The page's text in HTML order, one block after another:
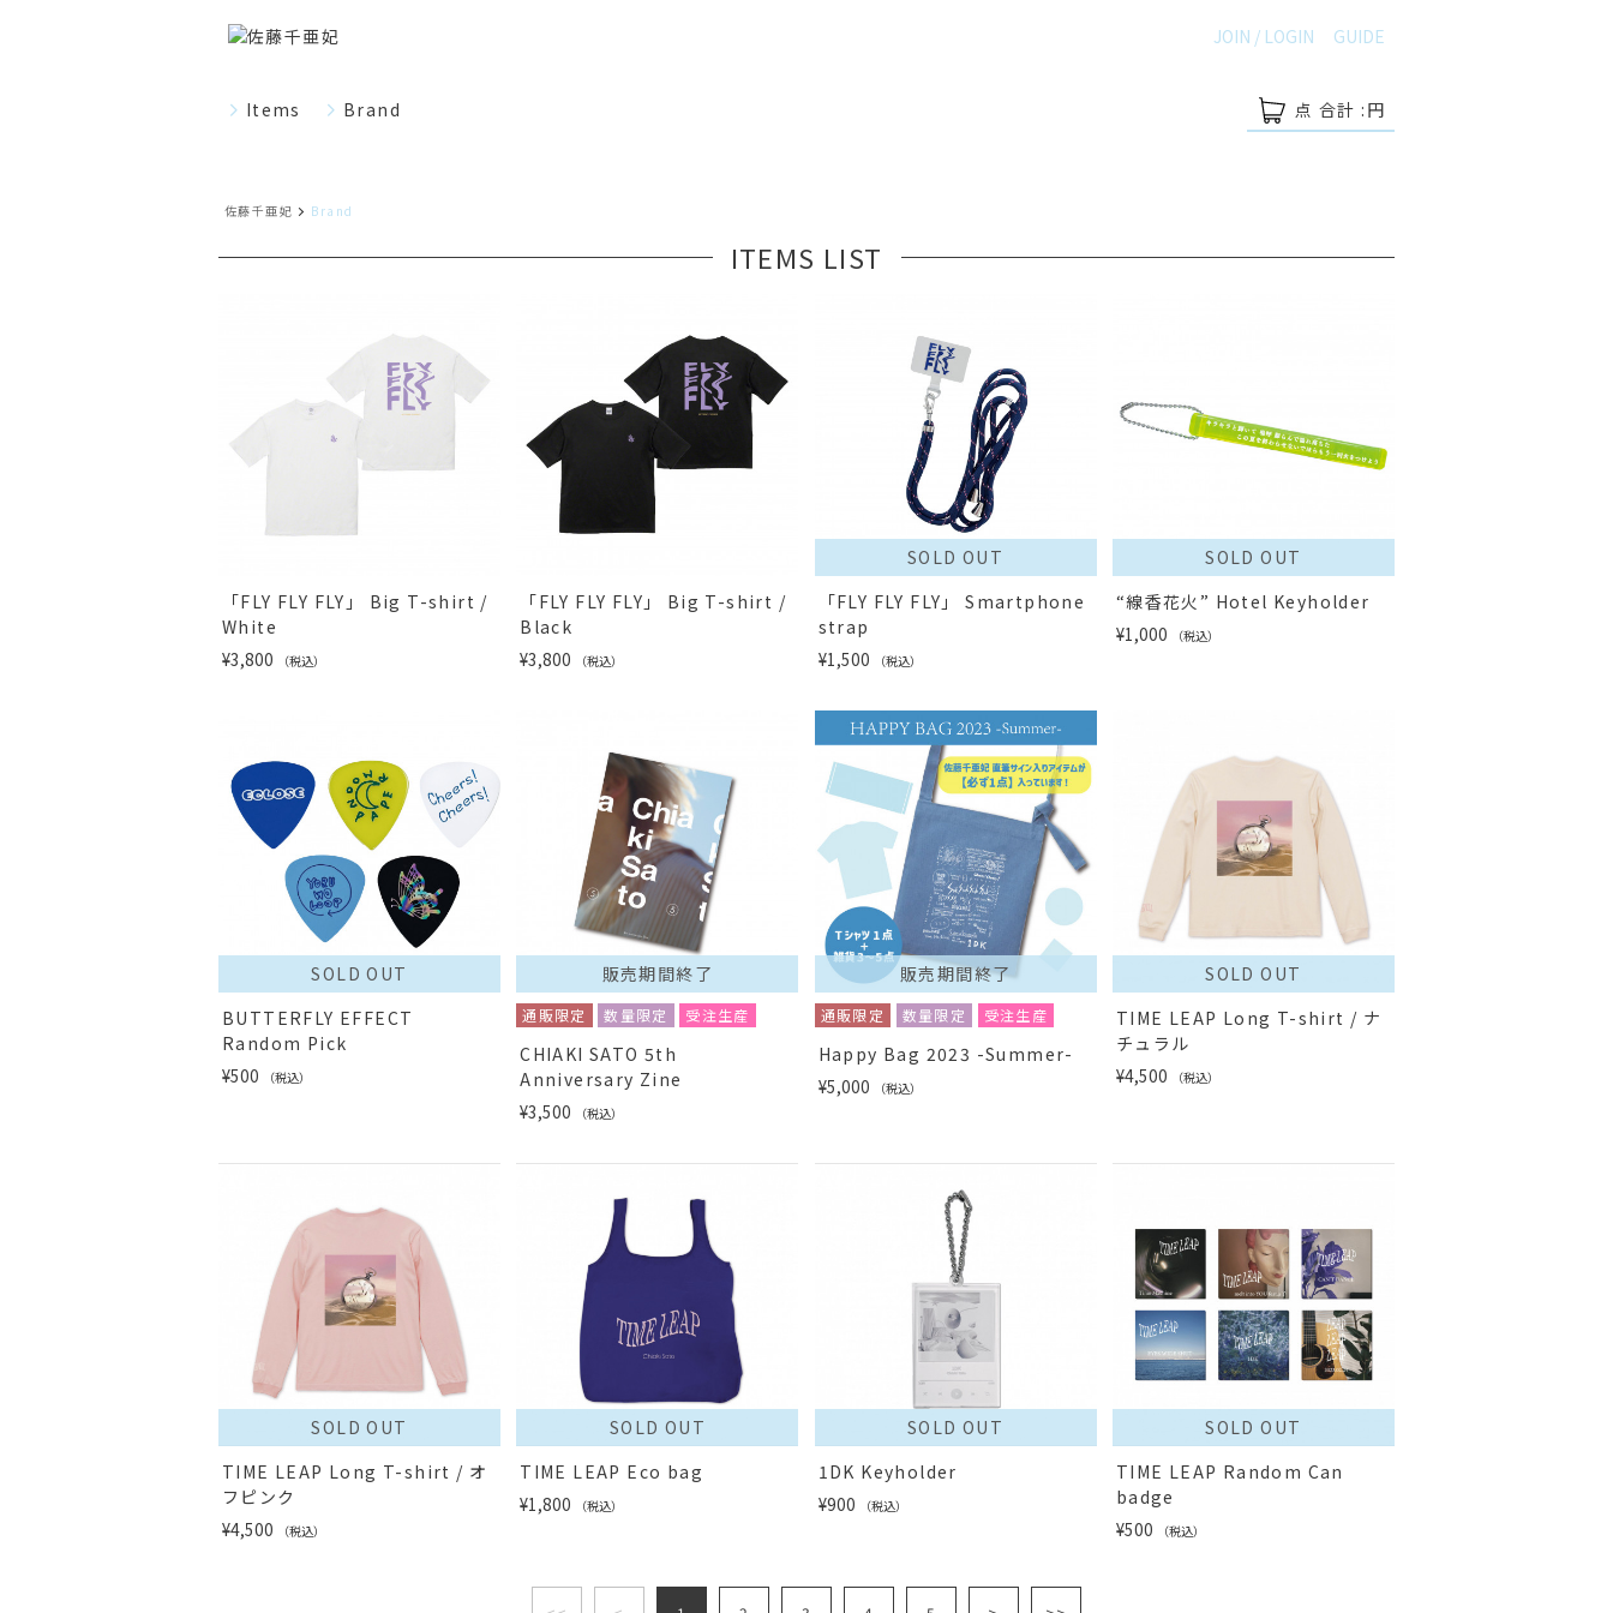
JOIN / LOGIN GUIDE
Items Brand 点 合計 : 円
佐藤千亜妃 Brand
ITEMS LIST
「FLY FLY FLY」 Big T-shirt /
White
¥3,800
（税込）
「FLY FLY FLY」 Big T-shirt /
Black
¥3,800
（税込）
SOLD OUT
「FLY FLY FLY」 Smartphone
strap
¥1,500
（税込）
SOLD OUT
“線香花火” Hotel Keyholder
¥1,000
（税込）
SOLD OUT
BUTTERFLY EFFECT
Random Pick
¥500
（税込）
販売期間終了
通販限定 数量限定 受注生産
CHIAKI SATO 5th
Anniversary Zine
¥3,500
（税込）
販売期間終了
通販限定 数量限定 受注生産
Happy Bag 2023 -Summer-
¥5,000
（税込）
SOLD OUT
TIME LEAP Long T-shirt / ナ
チュラル
¥4,500
（税込）
SOLD OUT
TIME LEAP Long T-shirt / オ
フピンク
¥4,500
（税込）
SOLD OUT
TIME LEAP Eco bag
¥1,800
（税込）
SOLD OUT
1DK Keyholder
¥900
（税込）
SOLD OUT
TIME LEAP Random Can
badge
¥500
（税込）